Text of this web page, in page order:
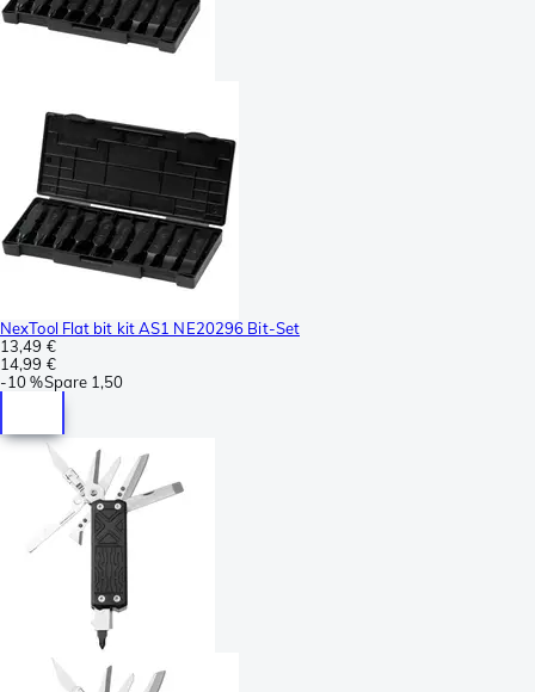
NexTool Flat bit kit AS1 NE20296 Bit-Set
13,49 €
14,99 €
-10 %Spare 1,50